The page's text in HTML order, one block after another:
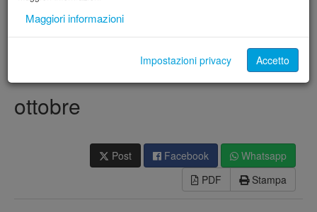
VII edizione del Premio storie
di alternanza e competenze,
le candidature entro l'11
ottobre
Post Facebook
Whatsapp
PDF
Stampa
Maggiori informazioni
Impostazioni privacy Accetto